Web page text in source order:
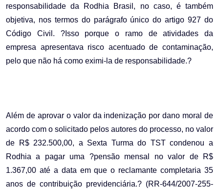
responsabilidade da Rodhia Brasil, no caso, é também
objetiva, nos termos do parágrafo único do artigo 927 do
Código Civil. ?Isso porque o ramo de atividades da
empresa apresentava risco acentuado de contaminação,
pelo que não há como eximi-la de responsabilidade.?
Além de aprovar o valor da indenização por dano moral de
acordo com o solicitado pelos autores do processo, no valor
de R$ 232.500,00, a Sexta Turma do TST condenou a
Rodhia a pagar uma ?pensão mensal no valor de R$
1.367,00 até a data em que o reclamante completaria 35
anos de contribuição previdenciária.? (RR-644/2007-255-